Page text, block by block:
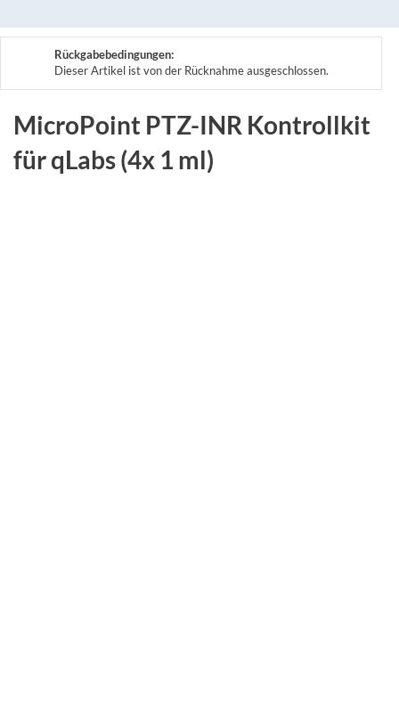
Rückgabebedingungen:
Dieser Artikel ist von der Rücknahme ausgeschlossen.
MicroPoint PTZ-INR Kontrollkit
für qLabs (4x 1 ml)